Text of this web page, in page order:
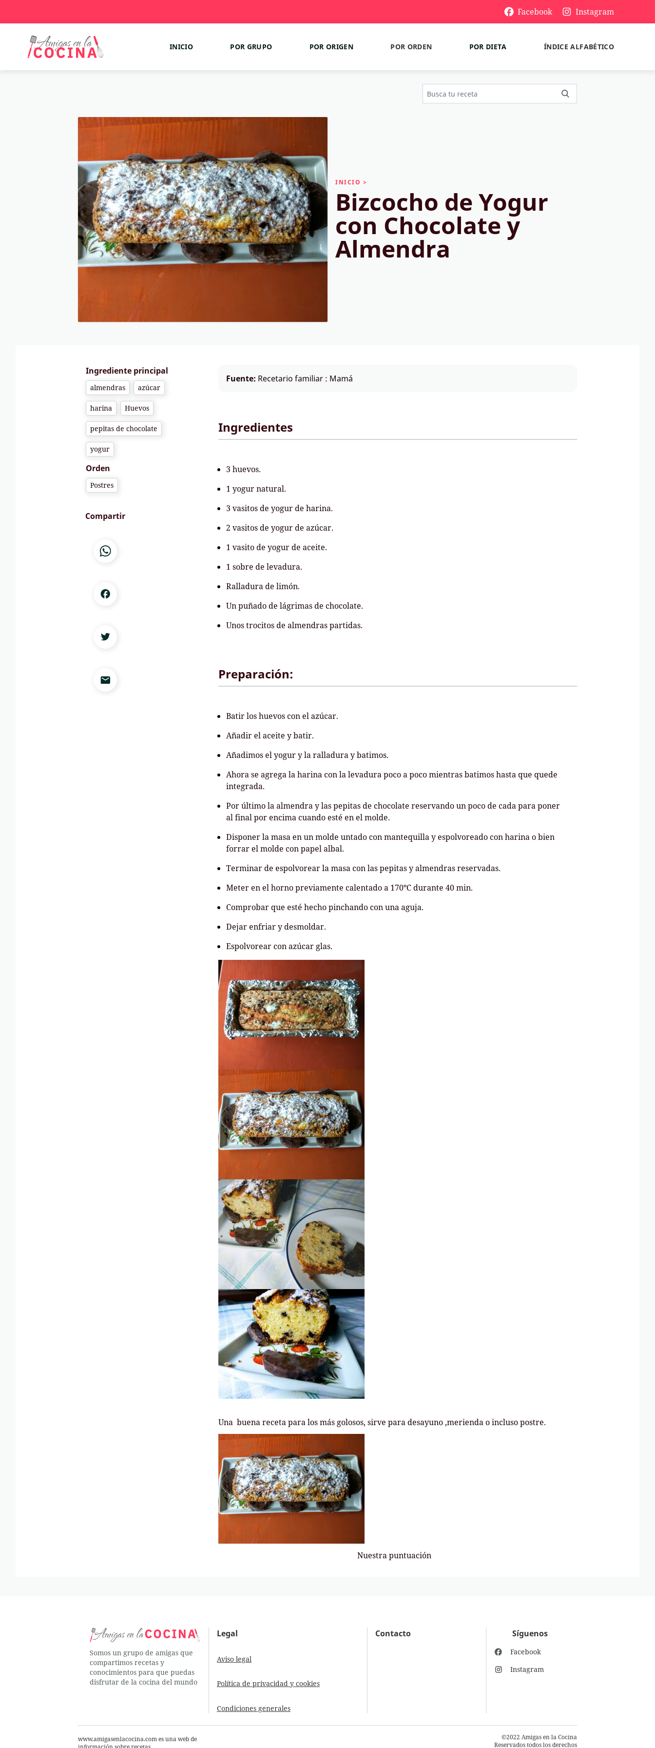
Facebook Instagram
INICIO POR GRUPO POR ORIGEN POR ORDEN POR DIETA ÍNDICE ALFABÉTICO
INICIO >
Bizcocho de Yogur
con Chocolate y
Almendra
Ingrediente principal
almendras azúcar
harina Huevos
pepitas de chocolate
yogur
Orden
Postres
Compartir
Fuente: Recetario familiar : Mamá
Ingredientes
3 huevos.
1 yogur natural.
3 vasitos de yogur de harina.
2 vasitos de yogur de azúcar.
1 vasito de yogur de aceite.
1 sobre de levadura.
Ralladura de limón.
Un puñado de lágrimas de chocolate.
Unos trocitos de almendras partidas.
Preparación:
Batir los huevos con el azúcar.
Añadir el aceite y batir.
Añadimos el yogur y la ralladura y batimos.
Ahora se agrega la harina con la levadura poco a poco mientras batimos hasta que quede
integrada.
Por último la almendra y las pepitas de chocolate reservando un poco de cada para poner
al final por encima cuando esté en el molde.
Disponer la masa en un molde untado con mantequilla y espolvoreado con harina o bien
forrar el molde con papel albal.
Terminar de espolvorear la masa con las pepitas y almendras reservadas.
Meter en el horno previamente calentado a 170ºC durante 40 min.
Comprobar que esté hecho pinchando con una aguja.
Dejar enfriar y desmoldar.
Espolvorear con azúcar glas.
Una buena receta para los más golosos, sirve para desayuno ,merienda o incluso postre.
Nuestra puntuación
Somos un grupo de amigas que
compartimos recetas y
conocimientos para que puedas
disfrutar de la cocina del mundo
Legal
Aviso legal
Política de privacidad y cookies
Condiciones generales
Contacto Síguenos
Facebook
Instagram
www.amigasenlacocina.com es una web de
©2022 Amigas en la Cocina
Reservados todos los derechos